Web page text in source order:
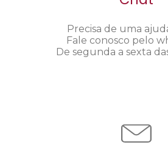
Precisa de uma
Fale conosco pelo
De segunda a sexta